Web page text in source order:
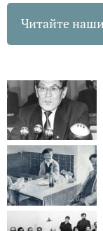
Читайте